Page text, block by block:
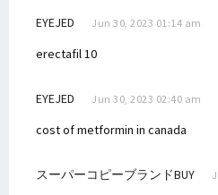
EYEJED Jun 30, 2023 01:14 am
erectafil 10
EYEJED Jun 30, 2023 02:40 am
cost of metformin in canada
スーパーコピーブランドBUY